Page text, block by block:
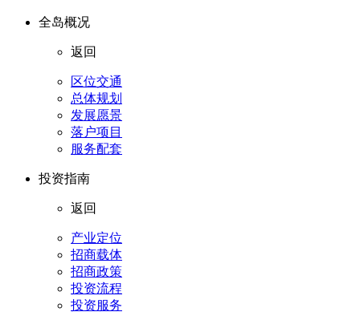
全岛概况
返回
区位交通
总体规划
发展愿景
落户项目
服务配套
投资指南
返回
产业定位
招商载体
招商政策
投资流程
投资服务